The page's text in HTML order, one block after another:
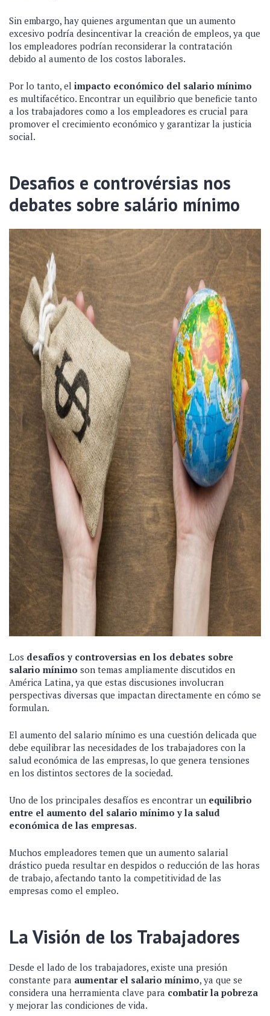
Sin embargo, hay quienes argumentan que un aumento
excesivo podría desincentivar la creación de empleos, ya que
los empleadores podrían reconsiderar la contratación
debido al aumento de los costos laborales.
Por lo tanto, el impacto económico del salario mínimo
es multifacético. Encontrar un equilibrio que beneficie tanto
a los trabajadores como a los empleadores es crucial para
promover el crecimiento económico y garantizar la justicia
social.
Desafios e controvérsias nos
debates sobre salário mínimo
Los desafíos y controversias en los debates sobre
salario mínimo son temas ampliamente discutidos en
América Latina, ya que estas discusiones involucran
perspectivas diversas que impactan directamente en cómo se
formulan.
El aumento del salario mínimo es una cuestión delicada que
debe equilibrar las necesidades de los trabajadores con la
salud económica de las empresas, lo que genera tensiones
en los distintos sectores de la sociedad.
Uno de los principales desafíos es encontrar un equilibrio
entre el aumento del salario mínimo y la salud
económica de las empresas.
Muchos empleadores temen que un aumento salarial
drástico pueda resultar en despidos o reducción de las horas
de trabajo, afectando tanto la competitividad de las
empresas como el empleo.
La Visión de los Trabajadores
Desde el lado de los trabajadores, existe una presión
constante para aumentar el salario mínimo, ya que se
considera una herramienta clave para combatir la pobreza
y mejorar las condiciones de vida.